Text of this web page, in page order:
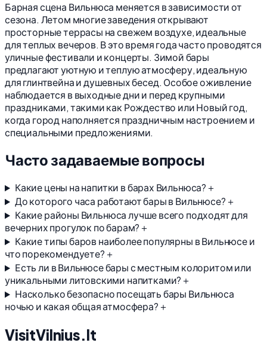
Барная сцена Вильнюса меняется в зависимости от
сезона. Летом многие заведения открывают
просторные террасы на свежем воздухе, идеальные
для теплых вечеров. В это время года часто проводятся
уличные фестивали и концерты. Зимой бары
предлагают уютную и теплую атмосферу, идеальную
для глинтвейна и душевных бесед. Особое оживление
наблюдается в выходные дни и перед крупными
праздниками, такими как Рождество или Новый год,
когда город наполняется праздничным настроением и
специальными предложениями.
Часто задаваемые вопросы
Какие цены на напитки в барах Вильнюса?＋
До которого часа работают бары в Вильнюсе?＋
Какие районы Вильнюса лучше всего подходят для
вечерних прогулок по барам?＋
Какие типы баров наиболее популярны в Вильнюсе и
что порекомендуете?＋
Есть ли в Вильнюсе бары с местным колоритом или
уникальными литовскими напитками?＋
Насколько безопасно посещать бары Вильнюса
ночью и какая общая атмосфера?＋
VisitVilnius.lt